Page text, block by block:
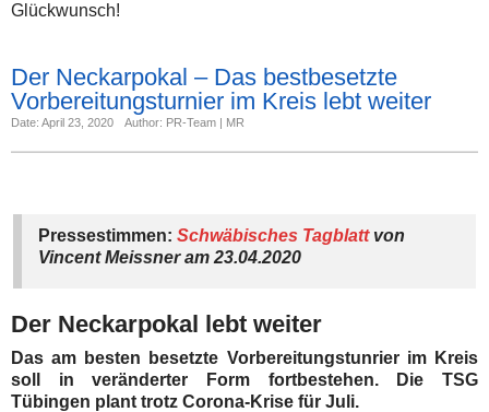
Glückwunsch!
Der Neckarpokal – Das bestbesetzte
Vorbereitungsturnier im Kreis lebt weiter
Date: April 23, 2020 Author: PR-Team | MR
Pressestimmen:Schwäbisches Tagblattvon
Vincent Meissner am 23.04.2020
Der Neckarpokal lebt weiter
Das am besten besetzte Vorbereitungstunrier im Kreis
soll in veränderter Form fortbestehen. Die TSG
Tübingen plant trotz Corona-Krise für Juli.